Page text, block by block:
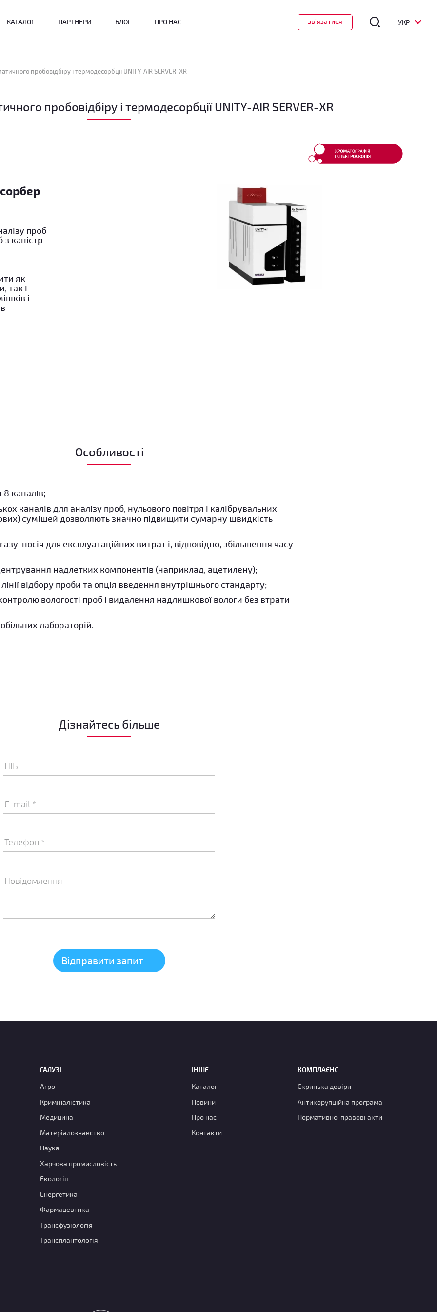
КАТАЛОГ ПАРТНЕРИ БЛОГ ПРО НАС зв'язатися УКР
пробовідбіру і термодесорбції UNITY-AIR SERVER-XR
пробовідбіру і термодесорбції UNITY-AIR SERVER-XR
проб
каністр
як
так і
і
Особливості
8 каналів;
каналів для аналізу проб, нульового повітря і калібрувальних
сумішей дозволяють значно підвищити сумарну швидкість
носія для експлуатаційних витрат і, відповідно, збільшення часу
надлетких компонентів (наприклад, ацетилену);
відбору проби та опція введення внутрішнього стандарту;
контролю вологості проб і видалення надлишкової вологи без втрати
лабораторій.
Дізнайтесь більше
ГАЛУЗІ
Агро
Криміналістика
Медицина
Матеріалознавство
Наука
Харчова промисловість
Екологія
Енергетика
Фармацевтика
Трансфузіологія
Трансплантологія
ІНШЕ
Каталог
Новини
Про нас
Контакти
КОМПЛАЄНС
Скринька довіри
Антикорупційна програма
Нормативно-правові акти